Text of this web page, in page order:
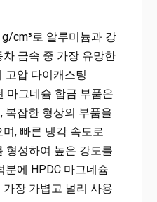
cm³로 알루미늄과 강
금속 중 가장 유망한
고압 다이캐스팅
마그네슘 합금 부품은
복잡한 형상의 부품을
, 빠른 냉각 속도로
형성하여 높은 강도를
분에 HPDC 마그네슘
장 가볍고 널리 사용